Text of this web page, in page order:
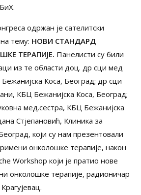
одржан је сателитски
тему: НОВИ СТАНДАРД
ТЕРАПИЈЕ. Панелисти су били
из те области доц. др сци мед
Коса, Београд; др сци
КБЦ Бежанијска Коса, Београд;
мед.сестра, КБЦ Бежанијска
Стјепановић, Клиника за
који су нам презентовали
онколошке терапије, након
Workshop који је пратио нове
онколошке терапије, радионичар
Крагујевац.